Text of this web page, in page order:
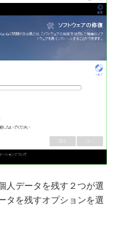
人データを残す２つが選
タを残すオプションを選